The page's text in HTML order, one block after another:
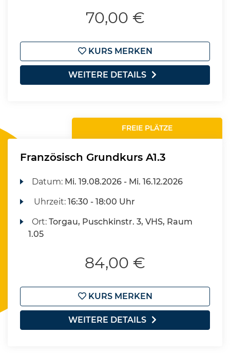
70,00 €
KURS MERKEN
WEITERE DETAILS
FREIE PLÄTZE
Französisch Grundkurs A1.3
Datum: Mi. 19.08.2026 - Mi. 16.12.2026
Uhrzeit:16:30 - 18:00 Uhr
Ort:Torgau, Puschkinstr. 3, VHS, Raum
1.05
84,00 €
KURS MERKEN
WEITERE DETAILS